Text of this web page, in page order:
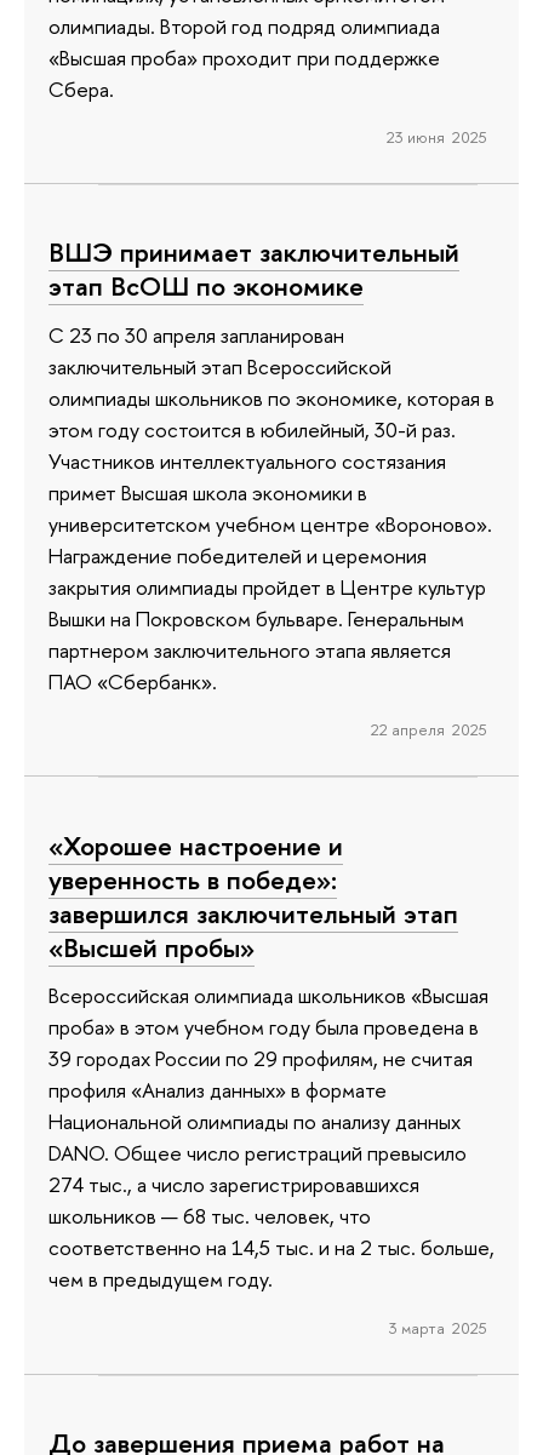
олимпиады. Второй год подряд олимпиада
«Высшая проба» проходит при поддержке
Сбера.
23 июня 2025
ВШЭ принимает заключительный
этап ВсОШ по экономике
С 23 по 30 апреля запланирован
заключительный этап Всероссийской
олимпиады школьников по экономике, которая в
этом году состоится в юбилейный, 30-й раз.
Участников интеллектуального состязания
примет Высшая школа экономики в
университетском учебном центре «Вороново».
Награждение победителей и церемония
закрытия олимпиады пройдет в Центре культур
Вышки на Покровском бульваре. Генеральным
партнером заключительного этапа является
ПАО «Сбербанк».
22 апреля 2025
«Хорошее настроение и
уверенность в победе»:
завершился заключительный этап
«Высшей пробы»
Всероссийская олимпиада школьников «Высшая
проба» в этом учебном году была проведена в
39 городах России по 29 профилям, не считая
профиля «Анализ данных» в формате
Национальной олимпиады по анализу данных
DANO. Общее число регистраций превысило
274 тыс., а число зарегистрировавшихся
школьников — 68 тыс. человек, что
соответственно на 14,5 тыс. и на 2 тыс. больше,
чем в предыдущем году.
3 марта 2025
До завершения приема работ на